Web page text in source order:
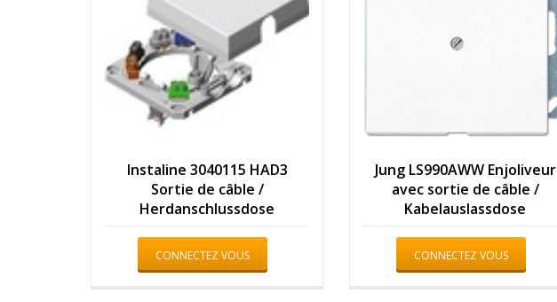
Instaline 3040115 HAD3
Sortie de câble /
Herdanschlussdose
CONNECTEZ VOUS
Jung LS990AWW Enjoliveur
avec sortie de câble /
Kabelauslassdose
CONNECTEZ VOUS